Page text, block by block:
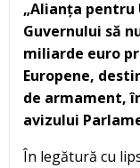
„Alianța pentru
Guvernului să
miliarde euro
Europene,
de armament,
avizului
În legătură cu